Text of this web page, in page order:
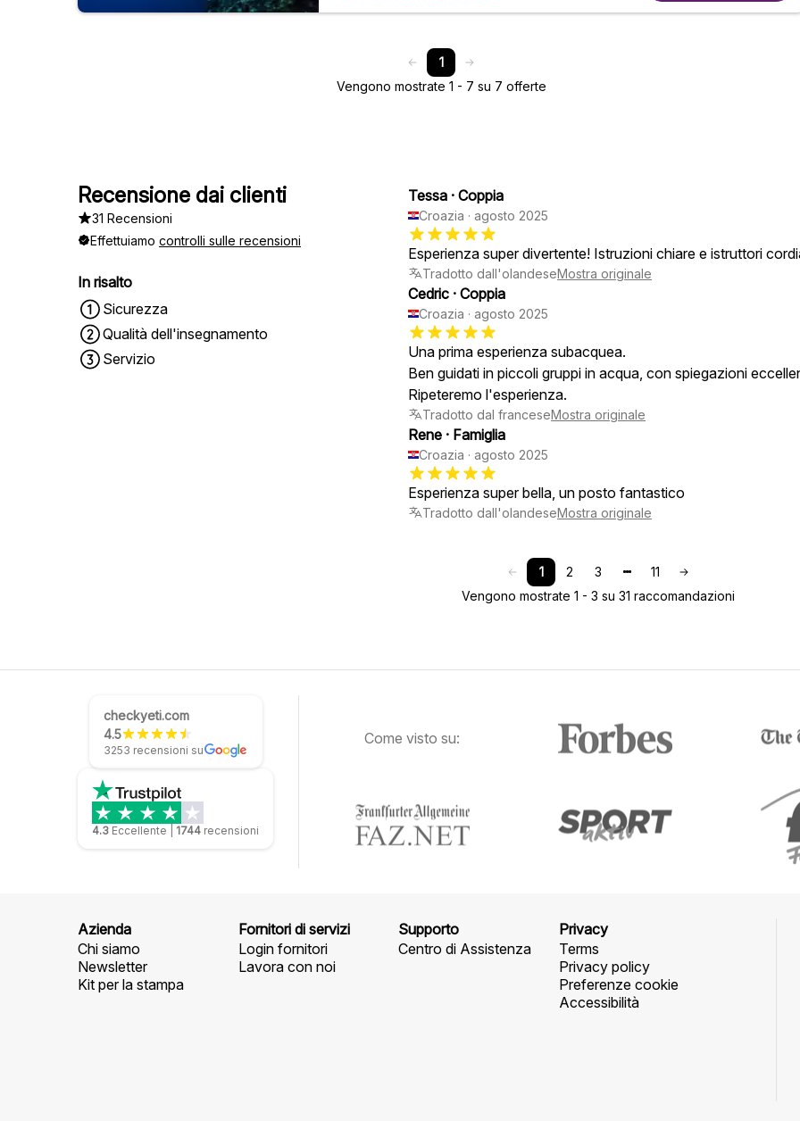
1
Vengono mostrate 1 - 7 su 7 offerte
Recensione dai clienti
31 Recensioni
Effettuiamo controlli sulle recensioni
In risalto
Sicurezza
Qualità dell'insegnamento
Servizio
Tessa · Coppia
Croazia · agosto 2025
Esperienza super divertente! Istruzioni chiare e istruttori
Tradotto dall'olandeseMostra originale
Cedric · Coppia
Croazia · agosto 2025
Una prima esperienza subacquea.
Ben guidati in piccoli gruppi in acqua, con spiegazioni
Ripeteremo l'esperienza.
Tradotto dal franceseMostra originale
Rene · Famiglia
Croazia · agosto 2025
Esperienza super bella, un posto fantastico
Tradotto dall'olandeseMostra originale
1 2 3
11
Vengono mostrate 1 - 3 su 31 raccomandazioni
checkyeti.com
4.5
3253 recensioni su
4.3 Eccellente 1744 recensioni
Come visto su:
Azienda
Chi siamo
Newsletter
Kit per la stampa
Fornitori di servizi
Login fornitori
Lavora con noi
Supporto
Centro di Assistenza
Privacy
Terms
Privacy policy
Preferenze cookie
Accessibilità